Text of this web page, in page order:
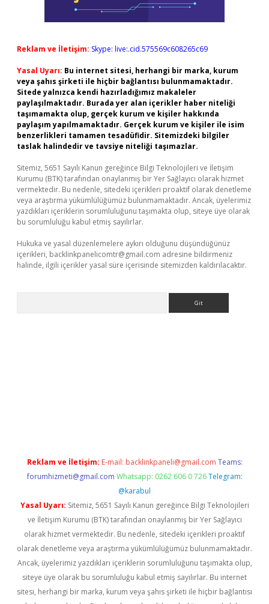
Reklam ve İletişim: Skype: live:.cid.575569c608265c69
Yasal Uyarı: Bu internet sitesi, herhangi bir marka, kurum
veya şahıs şirketi ile hiçbir bağlantısı bulunmamaktadır.
Sitede yalnızca kendi hazırladığımız makaleler
paylaşılmaktadır. Burada yer alan içerikler haber niteliği
taşımamakta olup, gerçek kurum ve kişiler hakkında
paylaşım yapılmamaktadır. Gerçek kurum ve kişiler ile isim
benzerlikleri tamamen tesadüfidir. Sitemizdeki bilgiler
taslak halindedir ve tavsiye niteliği taşımazlar.
Sitemiz, 5651 Sayılı Kanun gereğince Bilgi Teknolojileri ve İletişim
Kurumu (BTK) tarafından onaylanmış bir Yer Sağlayıcı olarak hizmet
vermektedir. Bu nedenle, sitedeki içerikleri proaktif olarak denetleme
veya araştırma yükümlülüğümüz bulunmamaktadır. Ancak, üyelerimiz
yazdıkları içeriklerin sorumluluğunu taşımakta olup, siteye üye olarak
bu sorumluluğu kabul etmiş sayılırlar.
Hukuka ve yasal düzenlemelere aykırı olduğunu düşündüğünüz
içerikleri, backlinkpanelicomtr@gmail.com adresine bildirmeniz
halinde, ilgili içerikler yasal süre içerisinde sitemizden kaldırılacaktır.
Reklam ve İletişim: E-mail: backlinkpaneli@gmail.com Teams:
forumhizmeti@gmail.com Whatsapp: 0262 606 0 726 Telegram:
@karabul
Yasal Uyarı: Sitemiz, 5651 Sayılı Kanun gereğince Bilgi Teknolojileri
ve İletişim Kurumu (BTK) tarafından onaylanmış bir Yer Sağlayıcı
olarak hizmet vermektedir. Bu nedenle, sitedeki içerikleri proaktif
olarak denetleme veya araştırma yükümlülüğümüz bulunmamaktadır.
Ancak, üyelerimiz yazdıkları içeriklerin sorumluluğunu taşımakta olup,
siteye üye olarak bu sorumluluğu kabul etmiş sayılırlar. Bu internet
sitesi, herhangi bir marka, kurum veya şahıs şirketi ile hiçbir bağlantısı